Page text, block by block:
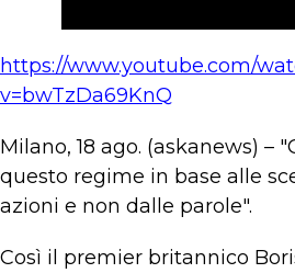
https://www.youtube.com/
v=bwTzDa69KnQ
Milano, 18 ago. (askanews) –
questo regime in base alle
azioni e non dalle parole".
Così il premier britannico